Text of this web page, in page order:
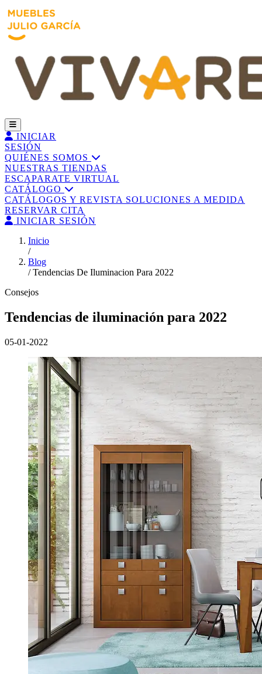
INICIAR
SESIÓN
QUIÉNES SOMOS
NUESTRAS TIENDAS
ESCAPARATE VIRTUAL
CATÁLOGO
CATÁLOGOS Y REVISTA SOLUCIONES A MEDIDA
RESERVAR CITA
INICIAR SESIÓN
Inicio
/
Blog
/ Tendencias De Iluminacion Para 2022
Consejos
Tendencias de iluminación para 2022
05-01-2022